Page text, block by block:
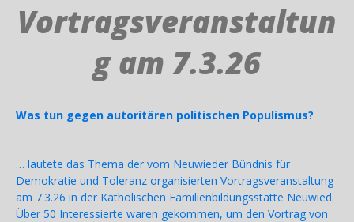
Vortragsveranstaltun
g am 7.3.26
Was tun gegen autoritären politischen Populismus?
… lautete das Thema der vom Neuwieder Bündnis für
Demokratie und Toleranz organisierten Vortragsveranstaltung
am 7.3.26 in der Katholischen Familienbildungsstätte Neuwied.
Über 50 Interessierte waren gekommen, um den Vortrag von